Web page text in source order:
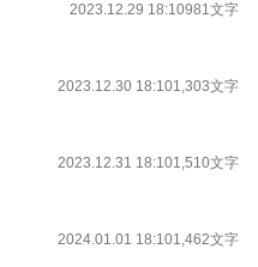
2023.12.29 18:10981文字
2023.12.30 18:101,303文字
2023.12.31 18:101,510文字
2024.01.01 18:101,462文字